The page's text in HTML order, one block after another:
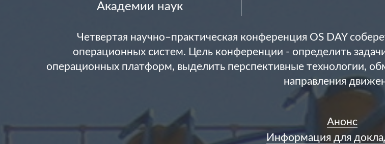
Академии наук
Четвертая научно–практическая конференция OS DAY
операционных систем. Цель конференции - определить
операционных платформ, выделить перспективные технологии,
направления
Анонс
Информация для